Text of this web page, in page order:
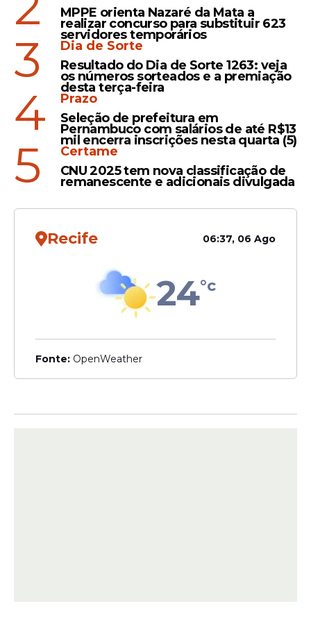
os dados corretamente informados pelo
empregador na Relação Anual de
Informações Sociais (RAIS) ou no eSocial.
Leia Também
Valores esquecidos do
(25); veja quem recebe
Benefício
PIS/Pasep não caiu na
salarial
MPPE orienta Nazaré da Mata a
realizar concurso para substituir 623
servidores temporários
3
Dia de Sorte
Resultado do Dia de Sorte 1263: veja
os números sorteados e a premiação
desta terça-feira
4
Prazo
Seleção de prefeitura em
Pernambuco com salários de até R$13
mil encerra inscrições nesta quarta (5)
5
Certame
CNU 2025 tem nova classificação de
remanescente e adicionais divulgada
Recife 06:37, 06 Ago
24°c
Fonte: OpenWeather